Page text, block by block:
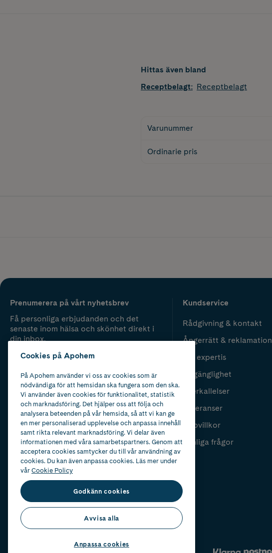
Hittas även bland
Receptbelagt: Receptbelagt
Varunummer
Ordinarie pris
Prenumerera på vårt nyhetsbrev
Få personliga erbjudanden och det
senaste inom hälsa och skönhet direkt i
din inbox.
Kundservice
Rådgivning & kontakt
Ångerrätt & reklamation
Vår expertis
Tillgänglighet
Återkallelser
Leveranser
Köpvillkor
Vanliga frågor
Cookies på Apohem
På Apohem använder vi oss av cookies som är
nödvändiga för att hemsidan ska fungera som den ska.
Vi använder även cookies för funktionalitet, statistik
och marknadsföring. Det hjälper oss att följa och
analysera beteenden på vår hemsida, så att vi kan ge
en mer personaliserad upplevelse och anpassa innehåll
samt rikta relevant marknadsföring. Vi delar även
informationen med våra samarbetspartners. Genom att
acceptera cookies samtycker du till vår användning av
cookies. Du kan även anpassa cookies. Läs mer under
vårCookie Policy
Godkänn cookies
Avvisa alla
Anpassa cookies